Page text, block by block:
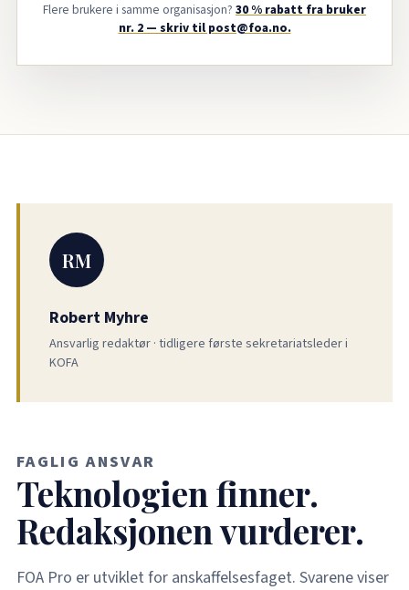
Flere brukere i samme organisasjon? 30 % rabatt fra bruker
nr. 2 — skriv til post@foa.no.
RM
Robert Myhre
Ansvarlig redaktør · tidligere første sekretariatsleder i
KOFA
FAGLIG ANSVAR
Teknologien finner.
Redaksjonen vurderer.
FOA Pro er utviklet for anskaffelsesfaget. Svarene viser